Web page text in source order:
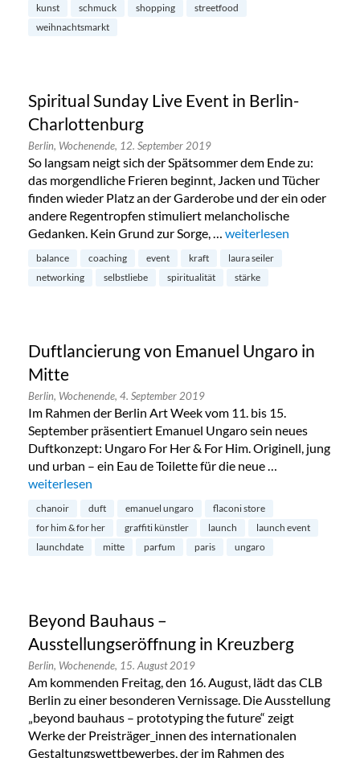
kunst
schmuck shopping
streetfood
weihnachtsmarkt
Spiritual Sunday Live Event in Berlin-
Charlottenburg
Berlin, Wochenende, 12. September 2019
So langsam neigt sich der Spätsommer dem Ende zu:
das morgendliche Frieren beginnt, Jacken und Tücher
finden wieder Platz an der Garderobe und der ein oder
andere Regentropfen stimuliert melancholische
Gedanken. Kein Grund zur Sorge, … „Spiritual Sunday Live
weiterlesen
balance coaching event kraft
laura seiler
networking
selbstliebe spiritualität stärke
Duftlancierung von Emanuel Ungaro in
Mitte
Berlin, Wochenende, 4. September 2019
Im Rahmen der Berlin Art Week vom 11. bis 15.
September präsentiert Emanuel Ungaro sein neues
Duftkonzept: Ungaro For Her & For Him. Originell, jung
und urban – ein Eau de Toilette für die neue …
„Duftlancierung von Emanuel Ungaro in Mitte“
weiterlesen
chanoir duft emanuel ungaro
flaconi store
for him & for her
graffiti künstler launch
launch event
launchdate
mitte parfum paris ungaro
Beyond Bauhaus –
Ausstellungseröffnung in Kreuzberg
Berlin, Wochenende, 15. August 2019
Am kommenden Freitag, den 16. August, lädt das CLB
Berlin zu einer besonderen Vernissage. Die Ausstellung
„beyond bauhaus – prototyping the future“ zeigt
Werke der Preisträger_innen des internationalen
Gestaltungswettbewerbes, der im Rahmen des